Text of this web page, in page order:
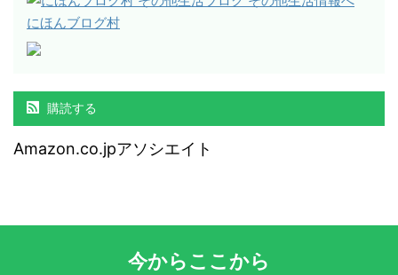
にほんブログ村
購読する
Amazon.co.jpアソシエイト
今からここから